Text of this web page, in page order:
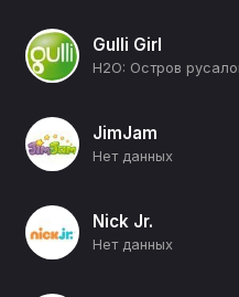
Gulli Girl
H2O: Остров
JimJam
Нет данных
Nick Jr.
Нет данных